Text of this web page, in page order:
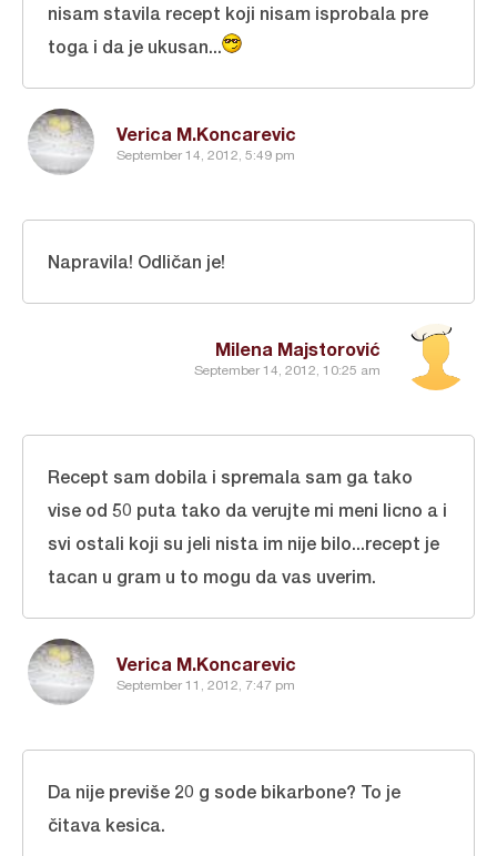
Verica M.Koncarevic
September 14, 2012, 5:49 pm
nisam stavila recept koji nisam isprobala pre
toga i da je ukusan...
Milena Majstorović
September 14, 2012, 10:25 am
Napravila! Odličan je!
Verica M.Koncarevic
September 11, 2012, 7:47 pm
Recept sam dobila i spremala sam ga tako
vise od 50 puta tako da verujte mi meni licno a i
svi ostali koji su jeli nista im nije bilo...recept je
tacan u gram u to mogu da vas uverim.
Da nije previše 20 g sode bikarbone? To je
čitava kesica.